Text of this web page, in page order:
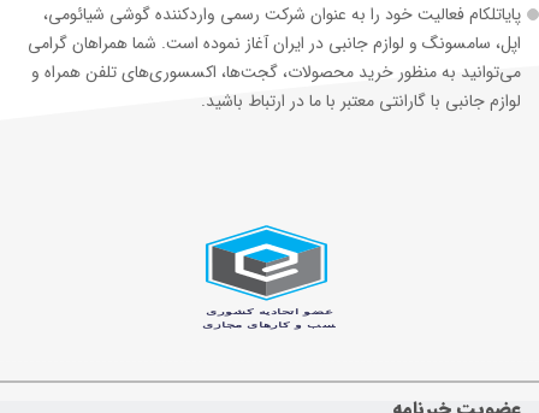
پایاتلکام فعالیت خود را به عنوان شرکت رسمی وارد‌کننده گوشی شیائومی،
اپل، سامسونگ و لوازم جانبی در ایران آغاز نموده است. شما همراهان گرامی
می‌توانید به منظور خرید محصولات، گجت‌ها، اکسسوری‌های تلفن همراه و
لوازم جانبی با گارانتی معتبر با ما در ارتباط باشید.